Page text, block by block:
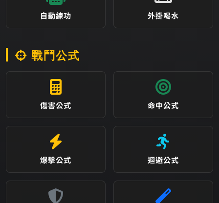
自動練功 外掛喝水
戰鬥公式
傷害公式 命中公式
爆擊公式 迴避公式